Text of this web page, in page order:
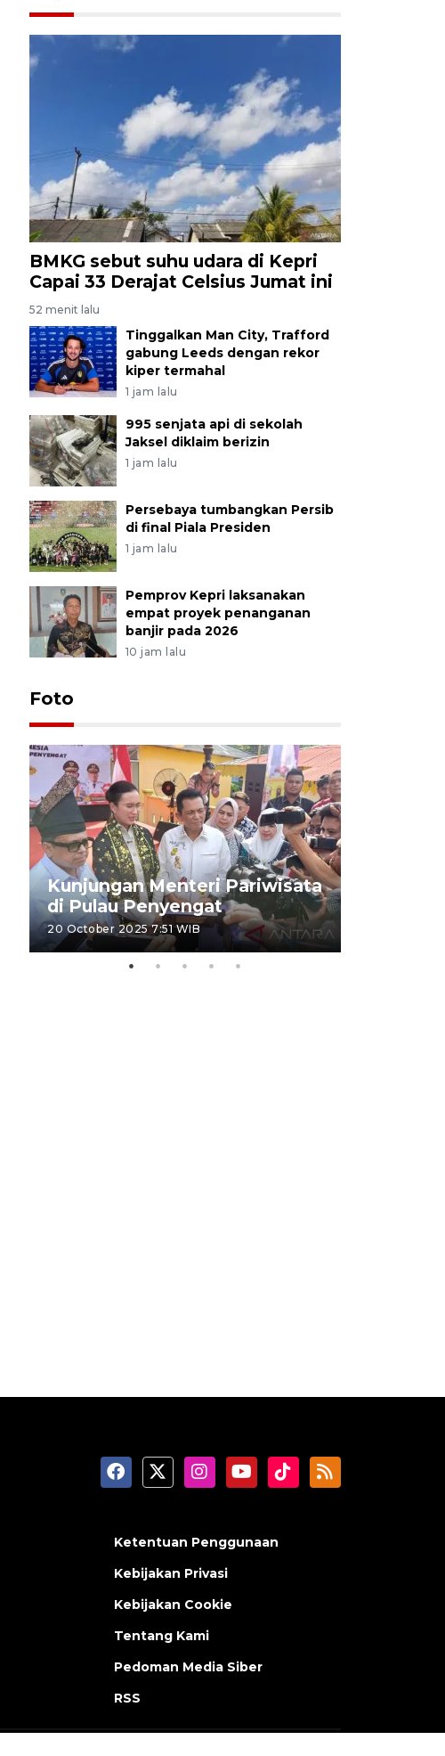
BMKG sebut suhu udara di Kepri
Capai 33 Derajat Celsius Jumat ini
52 menit lalu
Tinggalkan Man City, Trafford
gabung Leeds dengan rekor
kiper termahal
1 jam lalu
995 senjata api di sekolah
Jaksel diklaim berizin
1 jam lalu
Persebaya tumbangkan Persib
di final Piala Presiden
1 jam lalu
Pemprov Kepri laksanakan
empat proyek penanganan
banjir pada 2026
10 jam lalu
Foto
Kunjungan Menteri Pariwisata
di Pulau Penyengat
20 October 2025 7:51 WIB
Ketentuan Penggunaan
Kebijakan Privasi
Kebijakan Cookie
Tentang Kami
Pedoman Media Siber
RSS